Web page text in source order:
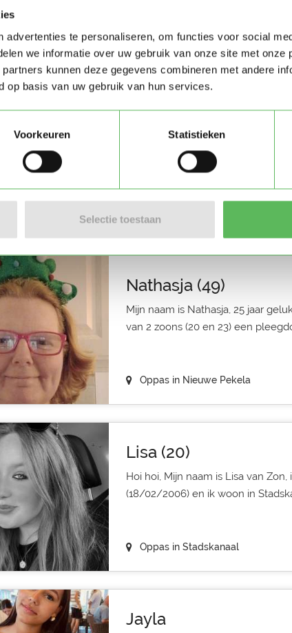
advertenties te personaliseren, om functies voor social
we informatie over uw gebruik van onze site met onze
kunnen deze gegevens combineren met andere
op basis van uw gebruik van hun services.
Voorkeuren Statistieken
Selectie toestaan
Ik ben Janine en ik ben op zoek
Eexterveen. Stuur mij een bericht
Nathasja (49)
Mijn naam is Nathasja, 25 jaar
van 2 zoons (20 en 23) een
Oppas in Nieuwe Pekela
Lisa (20)
Hoi hoi, Mijn naam is Lisa van Zon,
(18/02/2006) en ik woon in
Oppas in Stadskanaal
Jayla